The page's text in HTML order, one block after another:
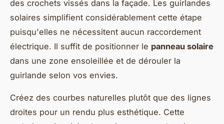
des crochets vissés dans la façade. Les guirlandes
solaires simplifient considérablement cette étape
puisqu'elles ne nécessitent aucun raccordement
électrique. Il suffit de positionner le panneau solaire
dans une zone ensoleillée et de dérouler la
guirlande selon vos envies.
Créez des courbes naturelles plutôt que des lignes
droites pour un rendu plus esthétique. Cette